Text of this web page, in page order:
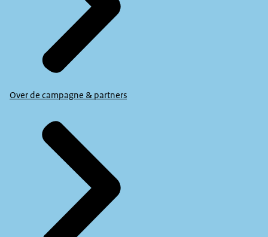
Over de campagne & partners